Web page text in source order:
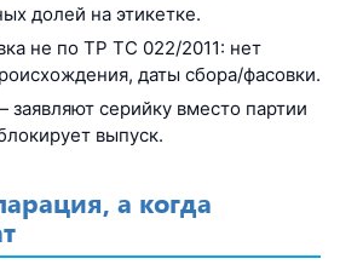
долей на этикетке.
не по ТР ТС 022/2011: нет
даты сбора/фасовки.
серийку вместо партии
выпуск.
а когда